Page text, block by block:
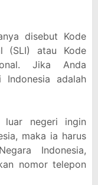
disebut Kode
(SLI) atau Kode
Jika Anda
adalah
negeri ingin
maka ia harus
Indonesia,
nomor telepon